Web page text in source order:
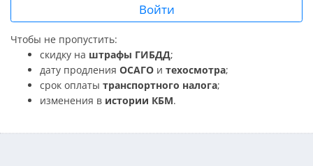
Войти
Чтобы не пропустить:
скидку на штрафы ГИБДД;
дату продления ОСАГО и техосмотра;
срок оплаты транспортного налога;
изменения в истории КБМ.